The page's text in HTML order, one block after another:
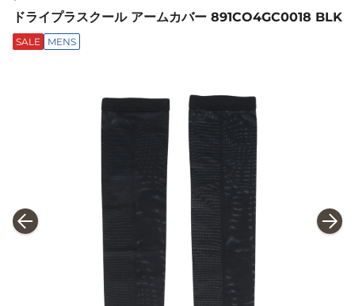
ドライプラスクール アームカバー 891CO4GC0018 BLK
SALE MENS